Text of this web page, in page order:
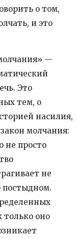
о том,
и это
—
Это
тем, о
насилия,
молчания:
не просто
не
постыдном.
только оно